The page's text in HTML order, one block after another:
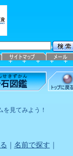
を見てみよう！
名前で探す